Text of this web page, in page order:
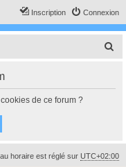
Connexion
Inscription
c
h
de ce forum ?
horaire est réglé sur UTC+02:00